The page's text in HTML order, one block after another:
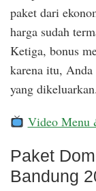
paket dari
harga sudah
Ketiga, bonus
karena itu,
yang dikeluarkan.
Video Menu
Paket
Bandung